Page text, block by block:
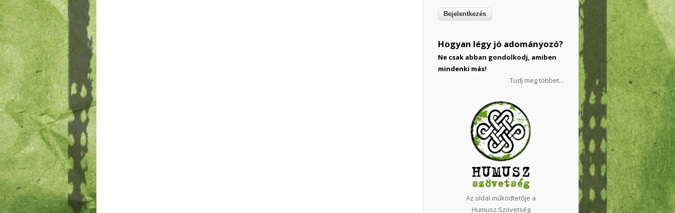
Hogyan légy jó adományozó?
Ne csak abban gondolkodj, amiben
mindenki más!
Tudj meg többet...
Az oldal működtetője a
Humusz Szövetség